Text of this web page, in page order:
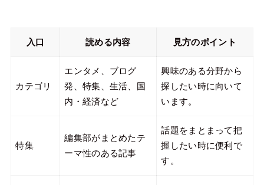
入口 読める内容 見方のポイント
カテゴリ
エンタメ、ブログ
発、特集、生活、国
内・経済など
興味のある分野から
探したい時に向いて
います。
特集
編集部がまとめたテ
ーマ性のある記事
話題をまとまって把
握したい時に便利で
す。